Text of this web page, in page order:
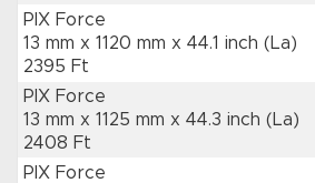
PIX Force
13 mm x 1120 mm x 44.1 inch (La)
2395 Ft
PIX Force
13 mm x 1125 mm x 44.3 inch (La)
2408 Ft
PIX Force